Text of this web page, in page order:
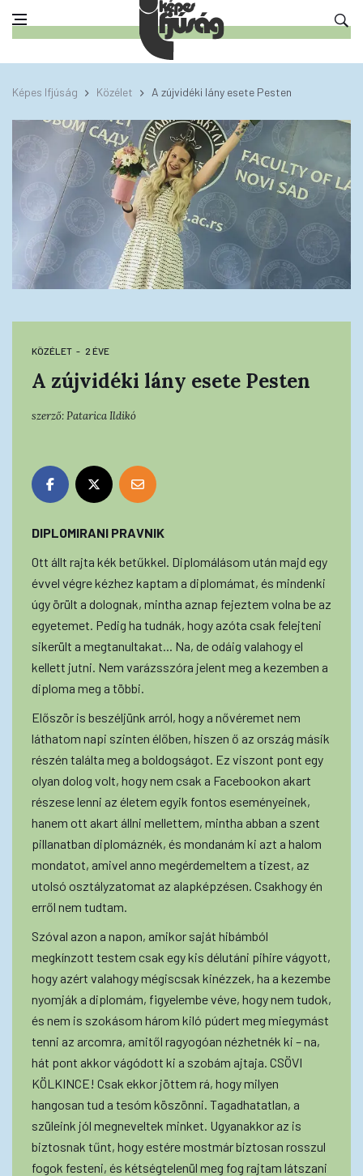
Képes Ifjúság Közélet A zújvidéki lány esete Pesten
KÖZÉLET 2 ÉVE
A zújvidéki lány esete Pesten
szerző:Patarica Ildikó
DIPLOMIRANI PRAVNIK
Ott állt rajta kék betűkkel. Diplomálásom után majd egy
évvel végre kézhez kaptam a diplomámat, és mindenki
úgy örült a dolognak, mintha aznap fejeztem volna be az
egyetemet. Pedig ha tudnák, hogy azóta csak felejteni
sikerült a megtanultakat... Na, de odáig valahogy el
kellett jutni. Nem varázsszóra jelent meg a kezemben a
diploma meg a többi.
Először is beszéljünk arról, hogy a nővéremet nem
láthatom napi szinten élőben, hiszen ő az ország másik
részén találta meg a boldogságot. Ez viszont pont egy
olyan dolog volt, hogy nem csak a Facebookon akart
részese lenni az életem egyik fontos eseményeinek,
hanem ott akart állni mellettem, mintha abban a szent
pillanatban diplomáznék, és mondanám ki azt a halom
mondatot, amivel anno megérdemeltem a tizest, az
utolsó osztályzatomat az alapképzésen. Csakhogy én
erről nem tudtam.
Szóval azon a napon, amikor saját hibámból
megkínzott testem csak egy kis délutáni pihire vágyott,
hogy azért valahogy mégiscsak kinézzek, ha a kezembe
nyomják a diplomám, figyelembe véve, hogy nem tudok,
és nem is szokásom három kiló púdert meg miegymást
tenni az arcomra, amitől ragyogóan nézhetnék ki – na,
hát pont akkor vágódott ki a szobám ajtaja. CSÖVI
KÖLKINCE! Csak ekkor jöttem rá, hogy milyen
hangosan tud a tesóm köszönni. Tagadhatatlan, a
szüleink jól megneveltek minket. Ugyanakkor az is
biztosnak tűnt, hogy estére mostmár biztosan rosszul
fogok festeni, és kétségtelenül meg fog rajtam látszani